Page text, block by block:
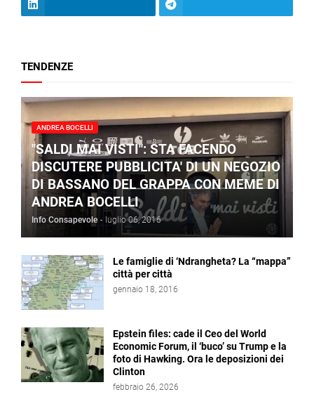
TENDENZE
ANDREA BOCELLI
"SALDI MAI VISTI": STA FACENDO
DISCUTERE PUBBLICITA' DI UN NEGOZIO
DI BASSANO DEL GRAPPA CON MEME DI
ANDREA BOCELLI
Info Consapevole - luglio 06, 2016
Le famiglie di ‘Ndrangheta? La “mappa”
città per città
gennaio 18, 2016
Epstein files: cade il Ceo del World
Economic Forum, il ‘buco’ su Trump e la
foto di Hawking. Ora le deposizioni dei
Clinton
febbraio 26, 2026